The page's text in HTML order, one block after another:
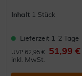
Inhalt 1 Stück
Lieferzeit 1-2 Tage
UVP 62,95 € 51,99 €
inkl. MwSt.